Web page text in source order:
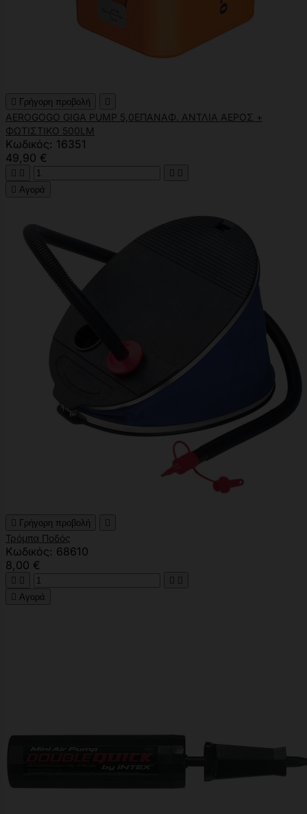
 Γρήγορη προβολή 
AEROGOGO GIGA PUMP 5,0ΕΠΑΝΑΦ. ΑΝΤΛΙΑ ΑΕΡΟΣ +
ΦΩΤΙΣΤΙΚΟ 500LM
Κωδικός: 16351
49,90 €
   
 Αγορά
 Γρήγορη προβολή 
Τρόμπα Ποδός
Κωδικός: 68610
8,00 €
   
 Αγορά